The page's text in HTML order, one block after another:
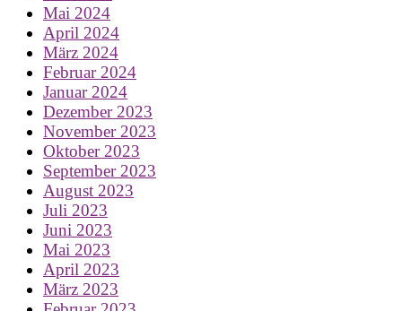
Mai 2024
April 2024
März 2024
Februar 2024
Januar 2024
Dezember 2023
November 2023
Oktober 2023
September 2023
August 2023
Juli 2023
Juni 2023
Mai 2023
April 2023
März 2023